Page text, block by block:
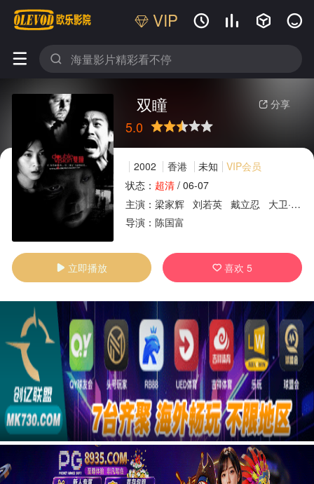
VIP    
 
 分享
双瞳
5.0
很差较差还行推荐力荐
2002 香港 未知
VIP会员
状态： 超清/ 06-07
主演： 梁家辉 刘若英 戴立忍
大卫·摩斯
导演： 陈国富
 立即播放  喜欢5
广告